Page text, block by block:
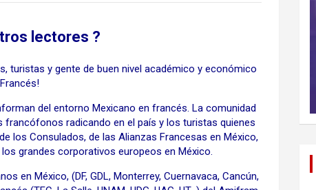
lectores ?
turistas y gentede buen nivel académico y económico
del entorno Mexicano en francés. La comunidad
radicando en el país y los turistas quienes
los Consulados, de las Alianzas Francesas en México,
grandes corporativos europeos en México.
en México, (DF, GDL, Monterrey, Cuernavaca, Cancún,